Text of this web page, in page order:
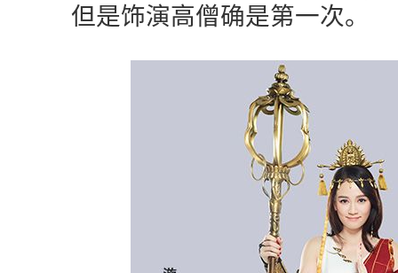
但是饰演高僧确是第一次。